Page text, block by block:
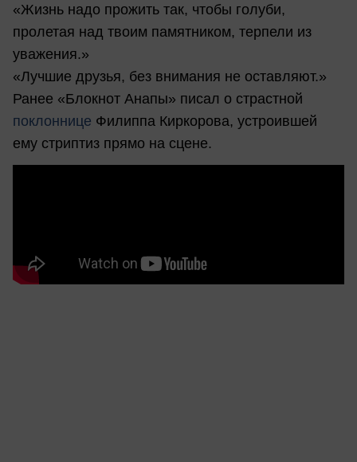
«Жизнь надо прожить так, чтобы голуби,
пролетая над твоим памятником, терпели из
уважения.»
«Лучшие друзья, без внимания не оставляют.»
Ранее «Блокнот Анапы» писал о страстной
поклоннице Филиппа Киркорова, устроившей
ему стриптиз прямо на сцене.